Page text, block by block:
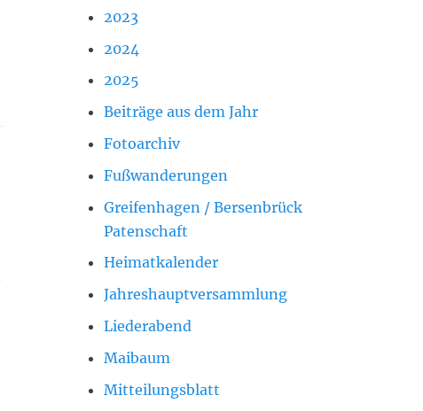
2023
2024
2025
Beiträge aus dem Jahr
Fotoarchiv
Fußwanderungen
Greifenhagen / Bersenbrück
Patenschaft
Heimatkalender
Jahreshauptversammlung
Liederabend
Maibaum
Mitteilungsblatt